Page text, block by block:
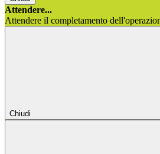
Attendere...
Attendere il completamento
Chiudi